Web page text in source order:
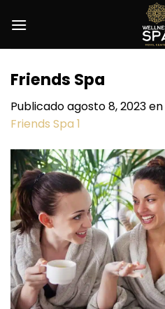
Friends Spa
Publicadoagosto 8, 2023en
Friends Spa 1